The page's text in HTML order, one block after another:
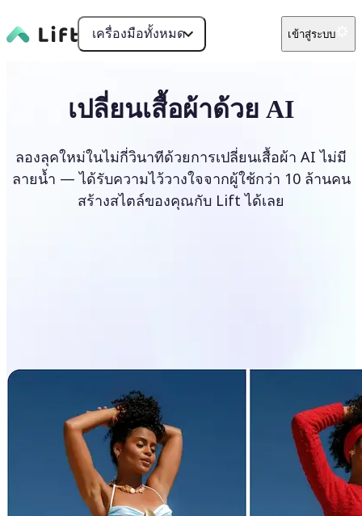
เครื่องมือทั้งหมด เข้าสู่ระบบ
เปลี่ยนเสื้อผ้าด้วย AI
ลองลุคใหม่ในไม่กี่วินาทีด้วยการเปลี่ยนเสื้อผ้า AI ไม่มี
ลายน้ำ — ได้รับความไว้วางใจจากผู้ใช้กว่า 10 ล้านคน
สร้างสไตล์ของคุณกับ Lift ได้เลย